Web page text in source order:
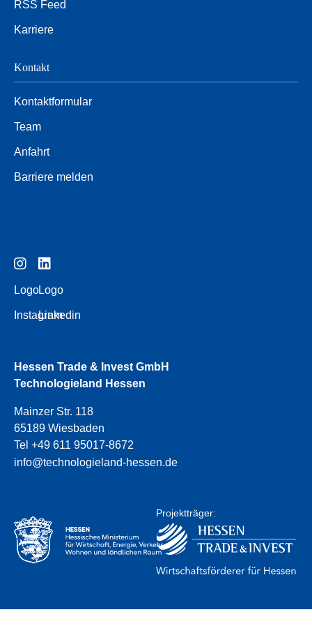
RSS Feed
Karriere
Kontakt
Kontaktformular
Team
Anfahrt
Barriere melden
Logo
Instagram
Logo
Linkedin
Hessen Trade & Invest GmbH
Technologieland Hessen
Mainzer Str. 118
65189 Wiesbaden
Tel +49 611 95017-8672
info@technologieland-hessen.de
Projektträger: